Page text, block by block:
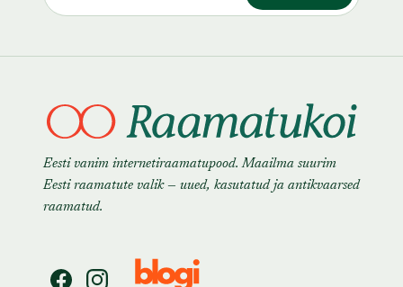
Eesti vanim internetiraamatupood. Maailma suurim
Eesti raamatute valik — uued, kasutatud ja antikvaarsed
raamatud.